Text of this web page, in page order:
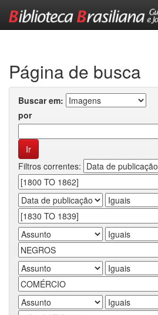
Página de busca
Buscar em:
por
Filtros correntes: